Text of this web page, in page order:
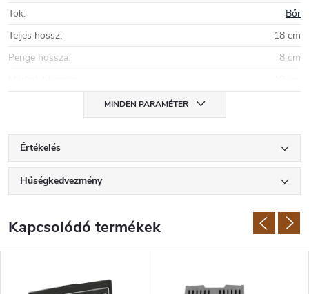
Tok:
Bőr
Teljes hossz:
18 cm
Penge hossza:
8 cm
MINDEN PARAMÉTER
Értékelés
Hűségkedvezmény
Kapcsolódó termékek